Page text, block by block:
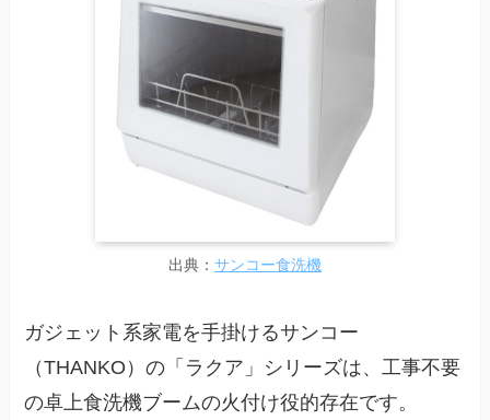
出典： サンコー食洗機
ガジェット系家電を手掛けるサンコー
（THANKO）の「ラクア」シリーズは、工事不要
の卓上食洗機ブームの火付け役的存在です。